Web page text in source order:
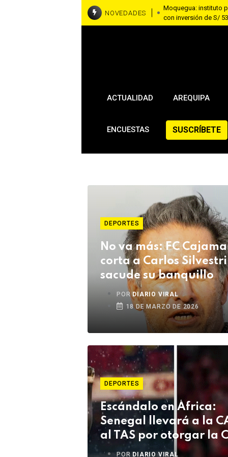
NOVEDADES
Moquegua: instituto
con inversión de S/
Cusco: turista
Tacna: detienen a
ACTUALIDAD AREQUIPA
ENCUESTAS SUSCRÍBETE
DEPORTES
No va más: FC
corta a Carlos
sacude su banquillo
PORDIARIO VIRAL
18 DE MARZO DE 2026
DEPORTES
Escándalo en África:
Senegal llevará a la
al TAS por otorgar la
a Marruecos
POR DIARIO VIRAL